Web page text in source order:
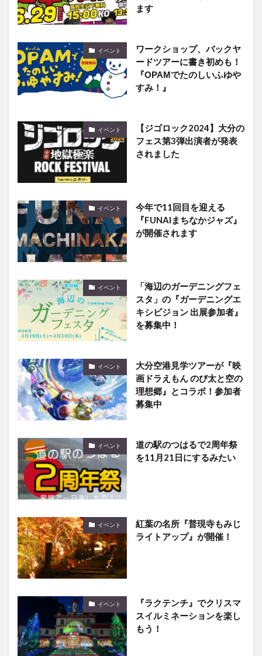
ます
イベント
ワークショップ、バックヤ
ードツアーに書き初めも！
『ОРАМでたのしいふゆや
すみ！』
イベント
【ジゴロック2024】大分の
フェス第3弾出演者が発表
されました
イベント
今年で11回目を迎える
『FUNAIまちなかジャズ』
が開催されます
イベント
「海辺のガーデニングフェ
スタ」の『ガーデニングエ
キシビジョン 出展参加者』
を募集中！
イベント
大分空港見学ツアーが『映
画ドラえもん のび太と空の
理想郷』とコラボ！参加者
募集中
イベント
道の駅のつはるで2周年祭
を11月21日にするみたい
イベント
紅葉の名所『普現寺もみじ
ライトアップ』が開催！
イベント
『ラクテンチ』でクリスマ
スイルミネーションを楽し
もう！